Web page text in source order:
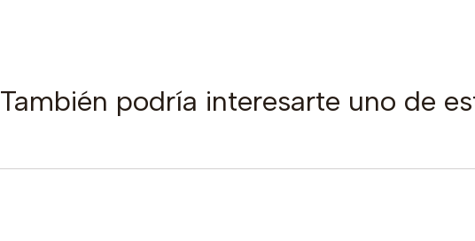
También podría interesarte uno de